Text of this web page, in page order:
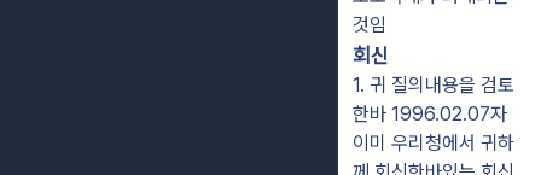
것임
회신
1. 귀 질의내용을 검토
한바 1996.02.07자
이미 우리청에서 귀하